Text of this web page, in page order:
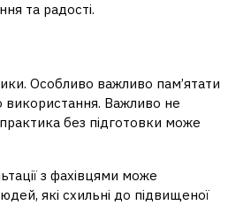
та радості.
Особливо важливо пам’ятати
використання. Важливо не
без підготовки може
з фахівцями може
які схильні до підвищеної